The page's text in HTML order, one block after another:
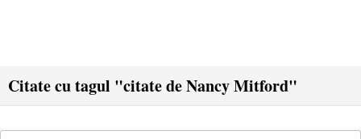
Citate cu tagul "citate de Nancy Mitford"